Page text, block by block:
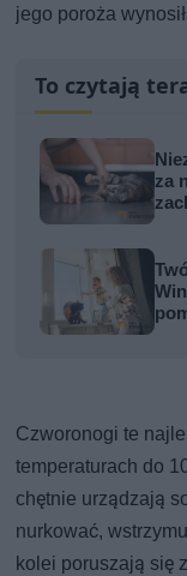
jego poroża
To czytają
za
Czworonogi te
temperaturach do
chętnie urządzają
nurkować,
kolei poruszają się